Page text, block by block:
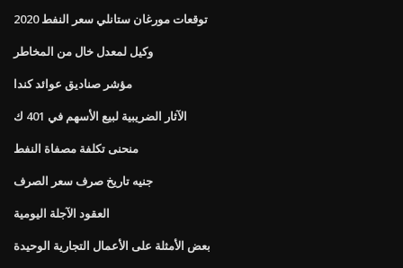
توقعات مورغان ستانلي سعر النفط 2020
وكيل لمعدل خال من المخاطر
مؤشر صناديق عوائد كندا
الآثار الضريبية لبيع الأسهم في 401 ك
منحنى تكلفة مصفاة النفط
جنيه تاريخ صرف سعر الصرف
العقود الآجلة اليومية
بعض الأمثلة على الأعمال التجارية الوحيدة